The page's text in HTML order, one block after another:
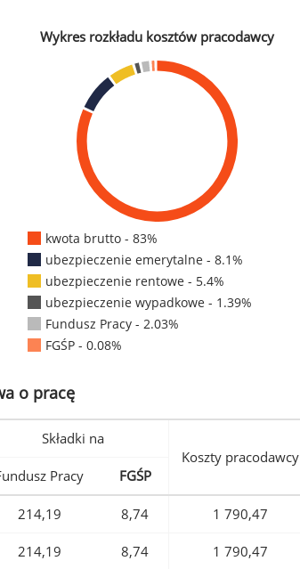
Wykres rozkładu kosztów pracodawcy
kwota brutto - 83%
ubezpieczenie emerytalne - 8.1%
ubezpieczenie rentowe - 5.4%
ubezpieczenie wypadkowe - 1.39%
Fundusz Pracy - 2.03%
FGŚP - 0.08%
o pracę
Składki na
Koszty pracodawcy
Pracy FGŚP
214,19 8,74 1 790,47
214,19 8,74 1 790,47